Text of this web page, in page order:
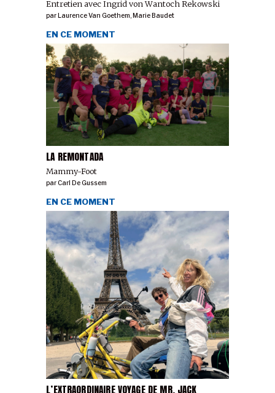
Entretien avec Ingrid von Wantoch Rekowski
par Laurence Van Goethem, Marie Baudet
LA REMONTADA
Mammy-Foot
EN CE MOMENT
parCarl De Gussem
L’EXTRAORDINAIRE VOYAGE DE MR. JACK
EN CE MOMENT